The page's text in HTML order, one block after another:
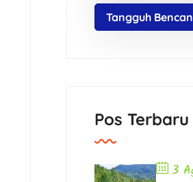
Tangguh
Pos Terbaru
3